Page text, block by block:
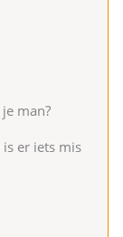
man?
er iets mis